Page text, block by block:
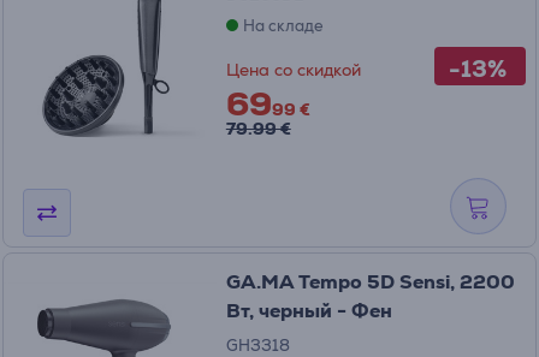
-13%
На складе
Цена со скидкой
6999 €
79.99 €
GA.MA Tempo 5D Sensi, 2200
Вт, черный - Фен
GH3318